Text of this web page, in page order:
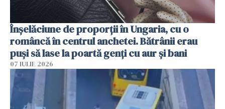
Înșelăciune de proporții în Ungaria, cu o
româncă în centrul anchetei. Bătrânii erau
puși să lase la poartă genți cu aur și bani
07 IULIE 2026